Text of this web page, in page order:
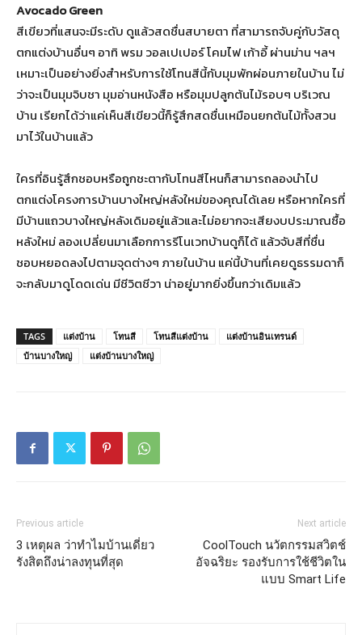
Avocado Green
สีเขียวที่แสนจะมีระดับ ดูแล้วสดชื่นสบายตา ที่สามารถจับคู่กับวัสดุ
ตกแต่งบ้านอื่นๆ อาทิ พรม วอลเปเปอร์ โคมไฟ เก้าอี้ ผ่านม่าน ฯลฯ
เหมาะเป็นอย่างยิ่งสำหรับการใช้โทนสีนี้กับมุมพักผ่อนภายในบ้าน ไม่
ว่าจะเป็นมุมจิบชา มุมอ่านหนังสือ หรือมุมปลูกต้นไม้รอบๆ บริเวณ
บ้าน เรียกได้ว่าแค่เห็นสีเขียวนี้ก็รู้สึกสดชื่นเหมือนยกต้นไม้ทั้งสวน
มาไว้ในบ้านแล้ว
ใครที่อินรู้สึกชอบหรือถูกชะตากับโทนสีไหนก็สามารถลองนำไป
ตกแต่งโครงการบ้านบางใหญ่หลังใหม่ของคุณได้เลย หรือหากใครที่
มีบ้านแถวบางใหญ่หลังเดิมอยู่แล้วและไม่อยากจะเสียงบประมาณซื้อ
หลังใหม่ ลองเปลี่ยนมาเลือกการรีโนเวทบ้านดูก็ได้ แล้วจับสีที่ชื่น
ชอบหยอดลงไปตามจุดต่างๆ ภายในบ้าน แค่นี้บ้านที่เคยดูธรรมดาก็
จะกลับมาดูโดดเด่น มีชีวิตชีวา น่าอยู่มากยิ่งขึ้นกว่าเดิมแล้ว
TAGS แต่งบ้าน โทนสี โทนสีแต่งบ้าน
แต่งบ้านอินเทรนด์
บ้านบางใหญ่
แต่งบ้านบางใหญ่
Previous article
3 เหตุผล ว่าทำไมบ้านเดี่ยว
รังสิตถึงน่าลงทุนที่สุด
Next article
CoolTouch นวัตกรรมสวิตช์
อัจฉริยะ รองรับการใช้ชีวิตใน
แบบ Smart Life